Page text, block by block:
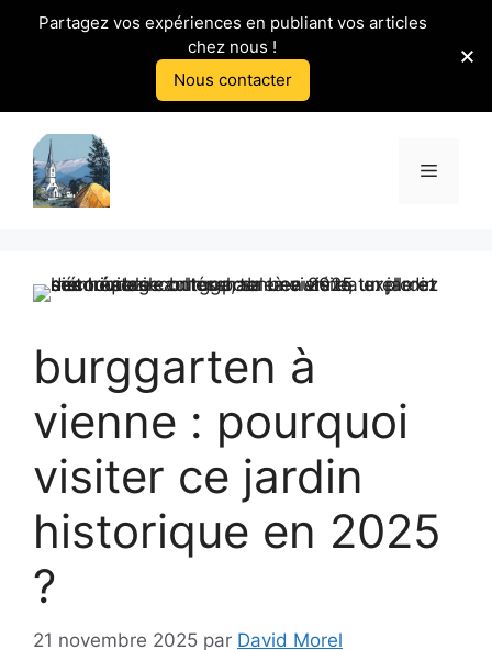
contenu
Menu
burggarten à
vienne : pourquoi
visiter ce jardin
historique en 2025
?
21 novembre 2025 par David Morel
Partagez vos expériences en publiant vos articles
chez nous !
Nous contacter